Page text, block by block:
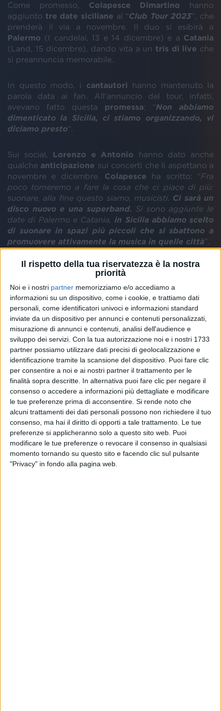
Il rispetto della tua riservatezza è la nostra
priorità
Noi e i nostri partner memorizziamo e/o accediamo a
informazioni su un dispositivo, come i cookie, e trattiamo dati
personali, come identificatori univoci e informazioni standard
inviate da un dispositivo per annunci e contenuti personalizzati,
misurazione di annunci e contenuti, analisi dell'audience e
sviluppo dei servizi. Con la tua autorizzazione noi e i nostri 1733
partner possiamo utilizzare dati precisi di geolocalizzazione e
identificazione tramite la scansione del dispositivo. Puoi fare clic
per consentire a noi e ai nostri partner il trattamento per le
finalità sopra descritte. In alternativa puoi fare clic per negare il
consenso o accedere a informazioni più dettagliate e modificare
le tue preferenze prima di acconsentire. Si rende noto che
alcuni trattamenti dei dati personali possono non richiedere il tuo
consenso, ma hai il diritto di opporti a tale trattamento. Le tue
preferenze si applicheranno solo a questo sito web. Puoi
modificare le tue preferenze o revocare il consenso in qualsiasi
momento tornando su questo sito e facendo clic sul pulsante
"Privacy" in fondo alla pagina web.
Come promesso, Colapesce Dimartino hanno
aggiunto tre date siciliane al “Club Tour 2023”, che
prenderà il via a novembre. Il duo si esibirà a
Palermo (I candelai, 13 e 14 dicembre) e a Catania
(Land, 15 dicembre), dando vita a un tris di live che
si preannuncia memorabile.
In questo modo, i cantautori hanno mantenuto la
parola data ai fan. All'annuncio del tour, infatti,
avevano fatto questa promessa: “Non abbiamo
dimenticato la Sicilia, ci stiamo organizzando, vi
diciamo presto”.
Sui social, Lorenzo e Antonio hanno dato anche
qualche anticipazione sui concerti che li aspettano a
novembre e dicembre. Colapesce ha scritto: “Fra
poco torneremo a fare la cosa che ci piace di più:
suonare, alla fine questo siamo, musicisti. Ci sarà un
disco nuovo e una superband. Si sono aggiunte le
date di Palermo e Catania,in Sicilia abbiamo scelto
di suonare in spazi più piccoli che si sbattono a
promuovere attivamente la musica in quelle città”.
Visualizza questo post su Instagram